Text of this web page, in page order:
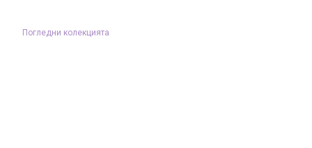
Погледни колекцията